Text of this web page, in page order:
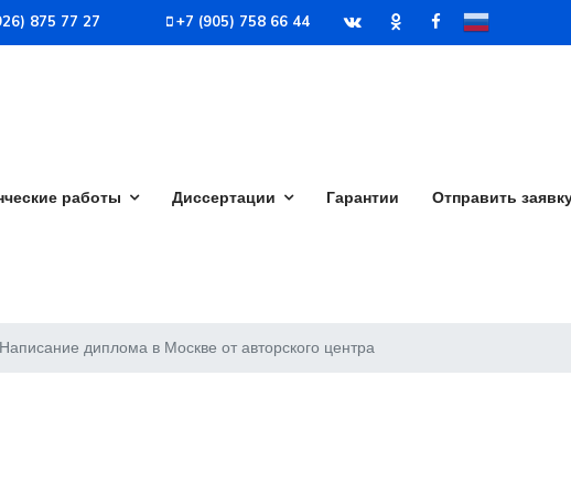
875 77 27 +7 (905) 758 66 44
работы Диссертации Гарантии Отправить
Написание диплома в Москве от авторского центра